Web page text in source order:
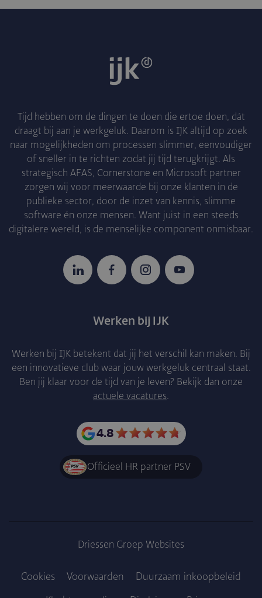
Tijd hebben om de dingen te doen die ertoe doen, dát
draagt bij aan je werkgeluk. Daarom is IJK altijd op zoek
naar mogelijkheden om processen slimmer, eenvoudiger
of sneller in te richten zodat jij tijd terugkrijgt. Als
strategisch AFAS, Cornerstone en Microsoft partner
zorgen wij voor meerwaarde bij onze klanten in de
publieke sector, door de inzet van kennis, slimme
software én onze mensen. Want juist in een steeds
digitalere wereld, is de menselijke component onmisbaar.
Werken bij IJK
Werken bij IJK betekent dat jij het verschil kan maken. Bij
een innovatieve club waar jouw werkgeluk centraal staat.
Ben jij klaar voor de tijd van je leven? Bekijk dan onze
actuele vacatures.
4.8
Officieel HR partner PSV
Driessen Groep Websites
Cookies Voorwaarden
Duurzaam inkoopbe­leid